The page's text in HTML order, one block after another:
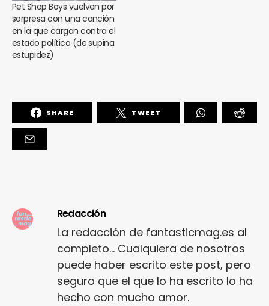
Pet Shop Boys vuelven por
sorpresa con una canción
en la que cargan contra el
estado político (de supina
estupidez)
SHARE TWEET
Redacción
La redacción de fantasticmag.es al
completo... Cualquiera de nosotros
puede haber escrito este post, pero
seguro que el que lo ha escrito lo ha
hecho con mucho amor.